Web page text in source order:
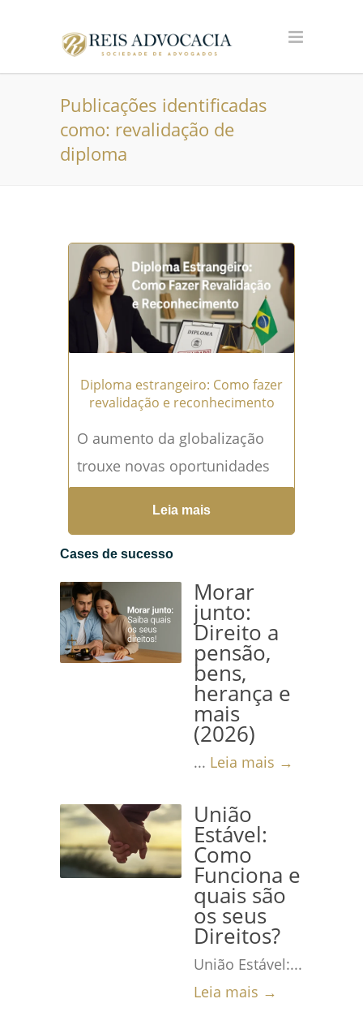
Publicações identificadas
como: revalidação de
diploma
Diploma estrangeiro: Como fazer
revalidação e reconhecimento
O aumento da globalização
trouxe novas oportunidades
para estudantes e
profissionais que buscam
qualificação em instituições
retornar ao Brasil,...Leia mais
→
Leia mais
Cases de sucesso
Morar
junto:
Direito a
pensão,
bens,
herança e
mais
(2026)
... Leia mais →
União
Estável:
Como
Funciona e
quais são
os seus
Direitos?
União Estável:...
Leia mais →